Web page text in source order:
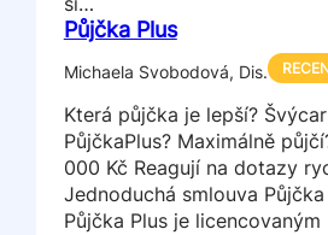
Půjčka Plus
Michaela Svobodová, Dis.
Která půjčka je lepší?
PůjčkaPlus? Maximálně
000 Kč Reagují na dotazy
Jednoduchá smlouva
Půjčka Plus je